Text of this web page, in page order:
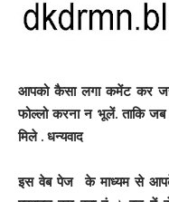
आपको कैसा लगा कमेंट कर
फोल्लो करना न भूलें. ताकि
मिले . धन्यवाद
इस वेब पेज के माध्यम से आपके